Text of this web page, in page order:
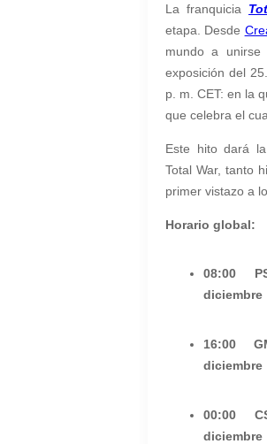
La franquicia
etapa. Desde
mundo a
exposición del
p. m. CET: en la
que celebra el
Este hito dará
Total War, tanto
primer vistazo a
Horario global:
08:00
diciembre
16:00
diciembre
00:00
diciembre